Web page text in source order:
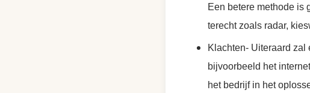
Een betere methode is
terecht zoals radar,
Klachten- Uiteraard
bijvoorbeeld het
het bedrijf in het